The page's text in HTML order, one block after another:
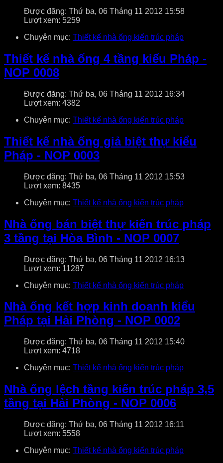
Được đăng: Thứ ba, 06 Tháng 11 2012 15:58
Lượt xem: 5259
Chuyên mục: Thiết kế nhà ống kiến trúc pháp
Thiết kế nhà ống 4 tầng kiểu Pháp -
NOP 0008
Được đăng: Thứ ba, 06 Tháng 11 2012 16:34
Lượt xem: 4382
Chuyên mục: Thiết kế nhà ống kiến trúc pháp
Thiết kế nhà ống giả biệt thự kiểu
Pháp - NOP 0003
Được đăng: Thứ ba, 06 Tháng 11 2012 15:53
Lượt xem: 8435
Chuyên mục: Thiết kế nhà ống kiến trúc pháp
Nhà ống bán biệt thự kiến trúc pháp
3 tầng tại Hòa Bình - NOP 0007
Được đăng: Thứ ba, 06 Tháng 11 2012 16:13
Lượt xem: 11287
Chuyên mục: Thiết kế nhà ống kiến trúc pháp
Nhà ống kết hợp kinh doanh kiểu
Pháp tại Hải Phòng - NOP 0002
Được đăng: Thứ ba, 06 Tháng 11 2012 15:40
Lượt xem: 4718
Chuyên mục: Thiết kế nhà ống kiến trúc pháp
Nhà ống lệch tầng kiến trúc pháp 3,5
tầng tại Hải Phòng - NOP 0006
Được đăng: Thứ ba, 06 Tháng 11 2012 16:11
Lượt xem: 5558
Chuyên mục: Thiết kế nhà ống kiến trúc pháp